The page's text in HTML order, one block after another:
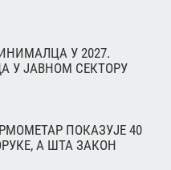
У 2027.
У ЈАВНОМ СЕКТОРУ
ПОКАЗУЈЕ 40
А ШТА ЗАКОН